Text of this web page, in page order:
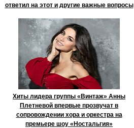
ответил на этот и другие важные вопросы
Хиты лидера группы «Винтаж» Анны
Плетневой впервые прозвучат в
сопровождении хора и оркестра на
премьере шоу «Ностальгия»